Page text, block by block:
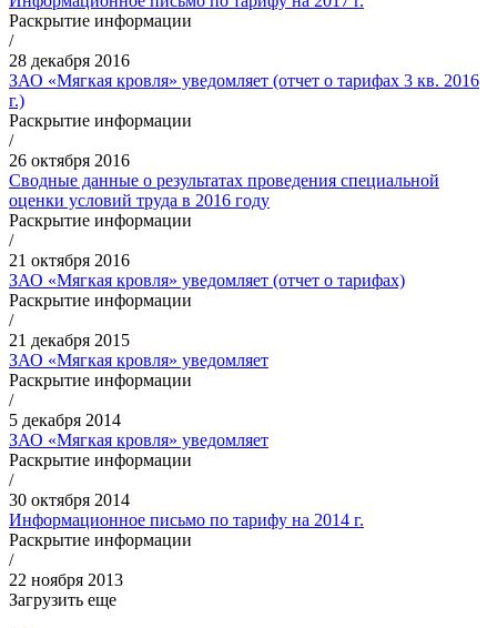
Раскрытие информации
/
28 декабря 2016
ЗАО «Мягкая кровля» уведомляет (отчет о тарифах 3 кв. 2016
г.)
Раскрытие информации
/
26 октября 2016
Сводные данные о результатах проведения специальной
оценки условий труда в 2016 году
Раскрытие информации
/
21 октября 2016
ЗАО «Мягкая кровля» уведомляет (отчет о тарифах)
Раскрытие информации
/
21 декабря 2015
ЗАО «Мягкая кровля» уведомляет
Раскрытие информации
/
5 декабря 2014
ЗАО «Мягкая кровля» уведомляет
Раскрытие информации
/
30 октября 2014
Информационное письмо по тарифу на 2014 г.
Раскрытие информации
/
22 ноября 2013
Загрузить еще